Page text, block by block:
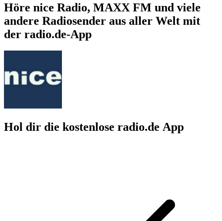
Höre nice Radio, MAXX FM und viele
andere Radiosender aus aller Welt mit
der radio.de-App
Hol dir die kostenlose radio.de App